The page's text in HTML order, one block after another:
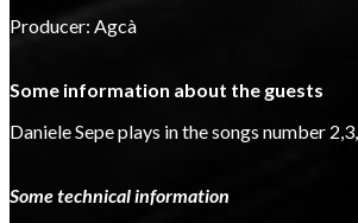
Producer: Agcà
Some information about the guests
Daniele Sepe plays in the songs number
Some technical information